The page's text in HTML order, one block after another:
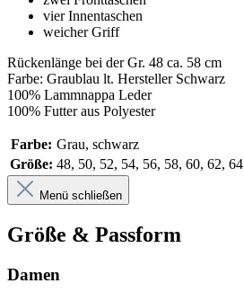
vier Innentaschen
weicher Griff
Rückenlänge bei der Gr. 48 ca. 58 cm
Farbe: Graublau lt. Hersteller Schwarz
100% Lammnappa Leder
100% Futter aus Polyester
Farbe: Grau, schwarz
Größe: 48, 50, 52, 54, 56, 58, 60, 62, 64
Menü schließen
Größe & Passform
Damen